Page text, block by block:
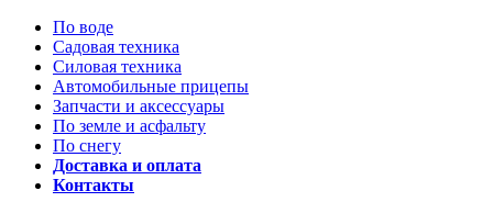
По воде
Садовая техника
Силовая техника
Автомобильные прицепы
Запчасти и аксессуары
По земле и асфальту
По снегу
Доставка и оплата
Контакты